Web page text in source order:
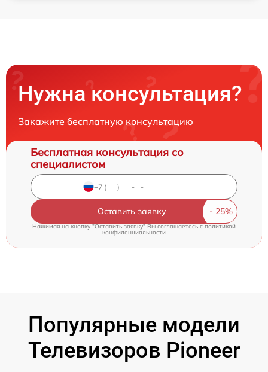
Нужна консультация?
Закажите бесплатную консультацию
Бесплатная консультация со
специалистом
Оставить заявку
Нажимая на кнопку "Оставить заявку" Вы соглашаетесь cполитикой
конфиденциальности
Популярные модели
Телевизоров Pioneer